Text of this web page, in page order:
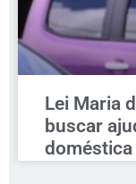
Lei Maria
buscar